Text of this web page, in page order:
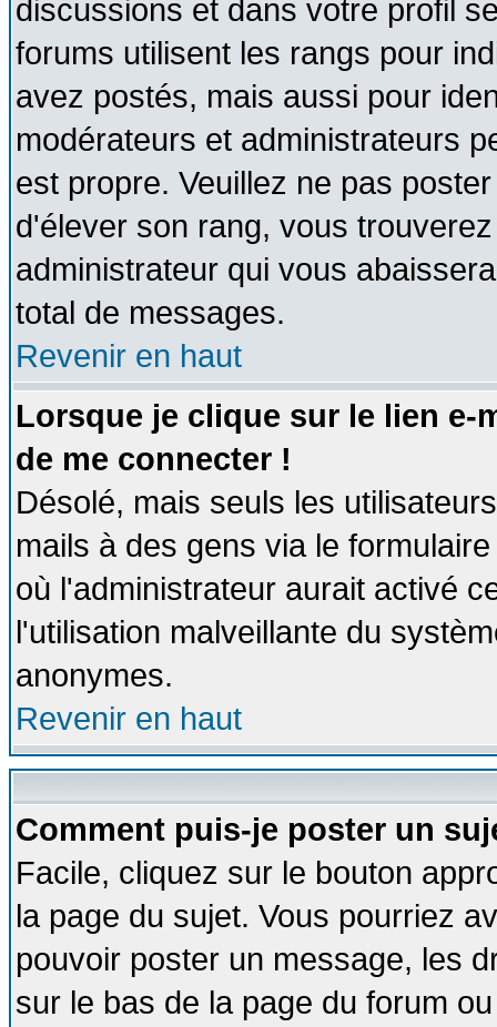
discussions et dans votre profil
forums utilisent les rangs pour
avez postés, mais aussi pour
modérateurs et administrateurs
est propre. Veuillez ne pas
d'élever son rang, vous
administrateur qui vous
total de messages.
Revenir en haut
Lorsque je clique sur le lien e-
de me connecter !
Désolé, mais seuls les
mails à des gens via le
où l'administrateur aurait activé
l'utilisation malveillante du
anonymes.
Revenir en haut
Comment puis-je poster un
Facile, cliquez sur le bouton
la page du sujet. Vous pourriez
pouvoir poster un message, les
sur le bas de la page du forum